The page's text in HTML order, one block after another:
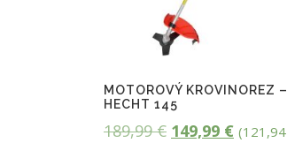
MOTOROVÝ KROVINOREZ –
HECHT 145
189,99€ P
149,99 €A(121,94